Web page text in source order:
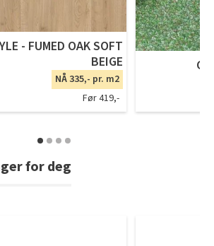
- FUMED OAK SOFT
BEIGE
NÅ 335,- pr. m2
Før 419,-
for deg